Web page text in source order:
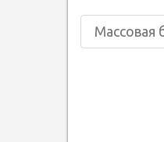
позапись:
Массовая